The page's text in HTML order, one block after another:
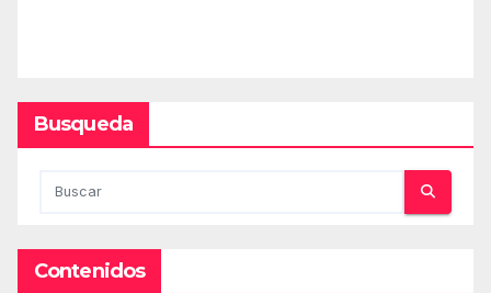
Busqueda
Contenidos